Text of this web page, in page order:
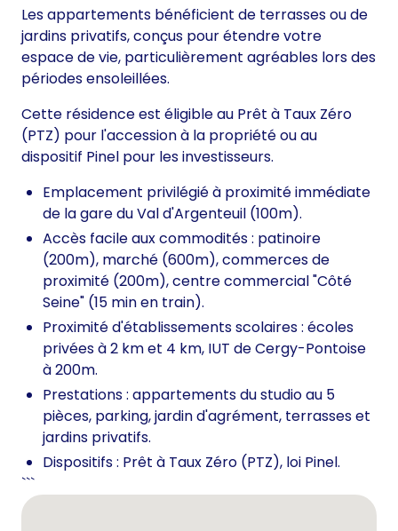
Les appartements bénéficient de terrasses ou de
jardins privatifs, conçus pour étendre votre
espace de vie, particulièrement agréables lors des
périodes ensoleillées.
Cette résidence est éligible au Prêt à Taux Zéro
(PTZ) pour l'accession à la propriété ou au
dispositif Pinel pour les investisseurs.
Emplacement privilégié à proximité immédiate
de la gare du Val d'Argenteuil (100m).
Accès facile aux commodités : patinoire
(200m), marché (600m), commerces de
proximité (200m), centre commercial "Côté
Seine" (15 min en train).
Proximité d'établissements scolaires : écoles
privées à 2 km et 4 km, IUT de Cergy-Pontoise
à 200m.
Prestations : appartements du studio au 5
pièces, parking, jardin d'agrément, terrasses et
jardins privatifs.
Dispositifs : Prêt à Taux Zéro (PTZ), loi Pinel.
```